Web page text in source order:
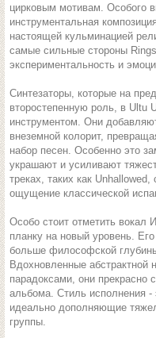
цирковым мотивам. Особого
инструментальная
настоящей кульминацией
самые сильные стороны
экспериментальность и
Синтезаторы, которые на
второстепенную роль, в Ultu
инструментом. Они
внеземной колорит,
набор песен. Особенно это
украшают и усиливают
треках, таких как
ощущение классической
Особо стоит отметить вокал
планку на новый уровень.
больше философской
Вдохновленные абстрактной
парадоксами, они прекрасно
альбома. Стиль исполнения
идеально дополняющие
группы.